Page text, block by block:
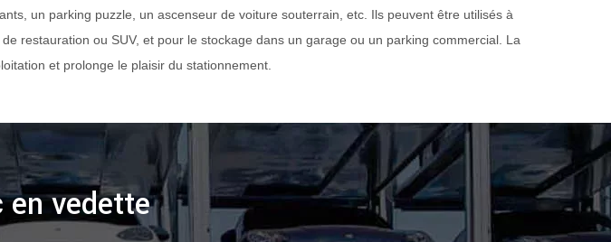
un parking puzzle, un ascenseur de voiture souterrain, etc. Ils peuvent être utilisés à
restauration ou SUV, et pour le stockage dans un garage ou un parking commercial. La
et prolonge le plaisir du stationnement.
en vedette